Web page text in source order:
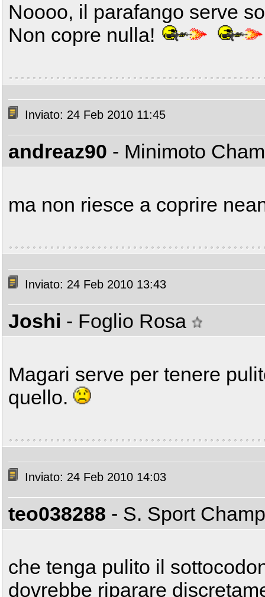
Noooo, il parafango serve
Non copre nulla!
Inviato: 24 Feb 2010 11:45
andreaz90 - Minimoto
ma non riesce a coprire
Inviato: 24 Feb 2010 13:43
Joshi - Foglio Rosa
Magari serve per tenere
quello.
Inviato: 24 Feb 2010 14:03
teo038288 - S. Sport
che tenga pulito il
dovrebbe riparare